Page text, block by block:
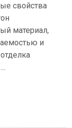
свойства
материал,
и